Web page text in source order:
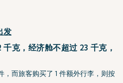
发
克，经济舱不超过 23 千克，
，而旅客购买了 1 件额外行李，则按